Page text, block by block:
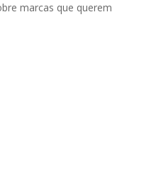
marcas que querem